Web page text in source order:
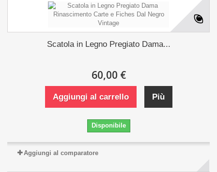
Scatola in Legno Pregiato Dama...
60,00 €
Aggiungi al carrello Più
Disponibile
Aggiungi al comparatore